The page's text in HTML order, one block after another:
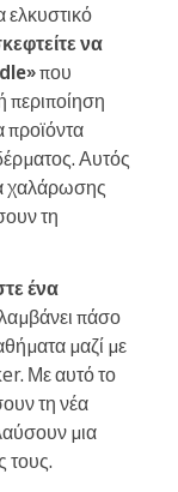
ελκυστικό
να
που
περιποίηση
προϊόντα
Αυτός
χαλάρωσης
τη
ένα
πάσο
μαζί με
Με αυτό το
τη νέα
μια
τους.